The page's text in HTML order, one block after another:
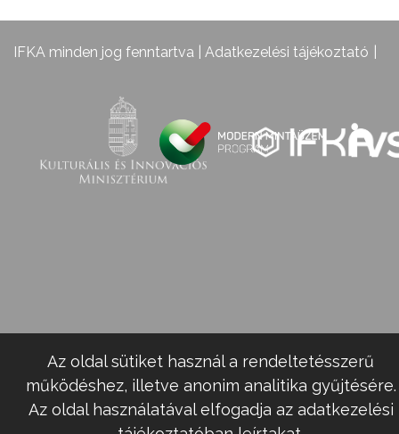
IFKA minden jog fenntartva | Adatkezelési tájékoztató
Az oldal sütiket használ a rendeltetésszerű
működéshez, illetve anonim analitika gyűjtésére.
Az oldal használatával elfogadja az adatkezelési